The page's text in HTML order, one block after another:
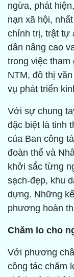
ngừa, phát
nạn xã hội,
chính trị, trật tự
dân nâng cao
trong việc tham
NTM, đô thị
vụ phát triển
Với sự chung
đặc biệt là tinh
của Ban công
đoàn thể và
khởi sắc từng
sạch-đẹp, khu
dựng. Những
phương hoàn
Chăm lo cho
Với phương
công tác chăm